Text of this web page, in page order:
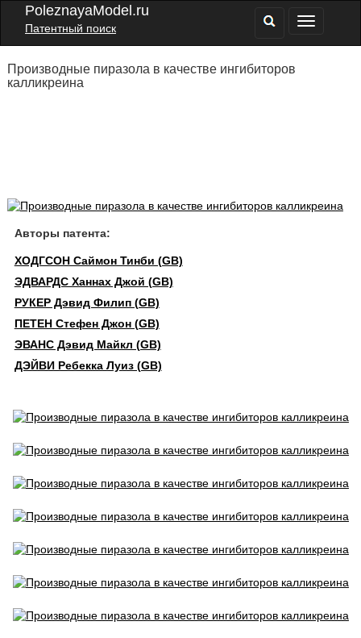
PoleznayaModel.ru
Патентный поиск
Производные пиразола в качестве ингибиторов
калликреина
Авторы патента:
ХОДГСОН Саймон Тинби (GB)
ЭДВАРДС Ханнах Джой (GB)
РУКЕР Дэвид Филип (GB)
ПЕТЕН Стефен Джон (GB)
ЭВАНС Дэвид Майкл (GB)
ДЭЙВИ Ребекка Луиз (GB)